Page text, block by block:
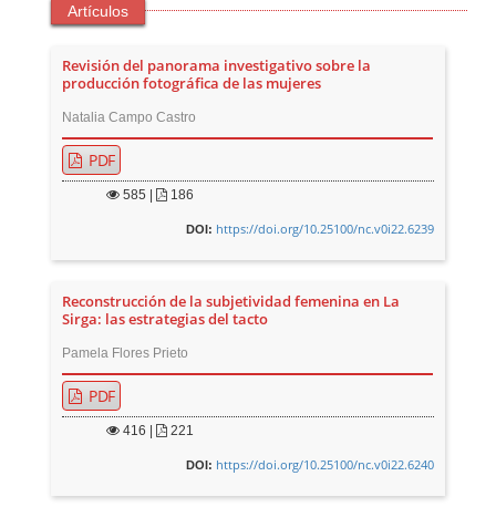
Artículos
Revisión del panorama investigativo sobre la
producción fotográfica de las mujeres
Natalia Campo Castro
PDF
585 | 186
DOI: https://doi.org/10.25100/nc.v0i22.6239
Reconstrucción de la subjetividad femenina en La
Sirga: las estrategias del tacto
Pamela Flores Prieto
PDF
416 | 221
DOI: https://doi.org/10.25100/nc.v0i22.6240